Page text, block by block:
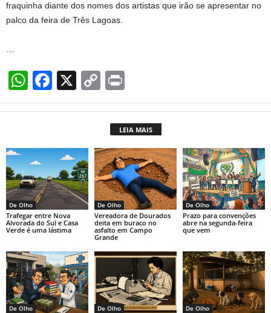
fraquinha diante dos nomes dos artistas que irão se apresentar no
palco da feira de Três Lagoas.
…
W
h
at
A
p
p
F
a
c
b
o
o
k
X
C
o
p
Li
n
k
in
t
LEIA MAIS
De Olho
Trafegar entre Nova
Alvorada do Sul e Casa
Verde é uma lástima
De Olho
Vereadora de Dourados
deita em buraco no
asfalto em Campo
Grande
De Olho
Prazo para convenções
abre na segunda-feira
que vem
De Olho De Olho De Olho